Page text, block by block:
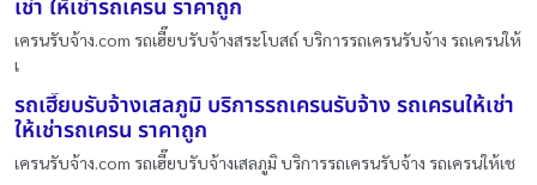
เช่า ให้เช่ารถเครน ราคาถูก
เครนรับจ้าง.com รถเฮี๊ยบรับจ้างสระโบสถ์ บริการรถเครนรับจ้าง รถเครนให้
เ
รถเฮี๊ยบรับจ้างเสลภูมิ บริการรถเครนรับจ้าง รถเครนให้เช่า
ให้เช่ารถเครน ราคาถูก
เครนรับจ้าง.com รถเฮี๊ยบรับจ้างเสลภูมิ บริการรถเครนรับจ้าง รถเครนให้เช